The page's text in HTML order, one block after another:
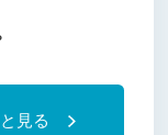
見る